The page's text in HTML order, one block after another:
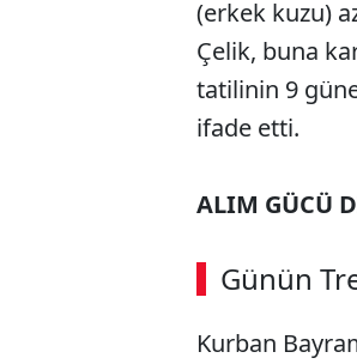
(erkek kuzu)
Çelik, buna
tatilinin 9
ifade etti.
ALIM GÜCÜ
Günün
00:02 / 08:06
Kurban